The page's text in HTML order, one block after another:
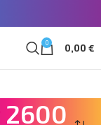
0 0,00 €
2600